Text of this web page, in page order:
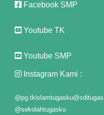
giriş
Facebook SMP
Youtube TK
Youtube SMP
Instagram Kami :
@pg.tkislamtugasku
@sekolahtugasku